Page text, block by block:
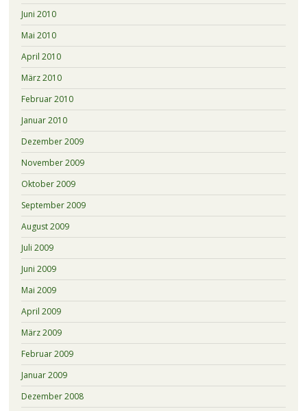
Juni 2010
Mai 2010
April 2010
März 2010
Februar 2010
Januar 2010
Dezember 2009
November 2009
Oktober 2009
September 2009
August 2009
Juli 2009
Juni 2009
Mai 2009
April 2009
März 2009
Februar 2009
Januar 2009
Dezember 2008